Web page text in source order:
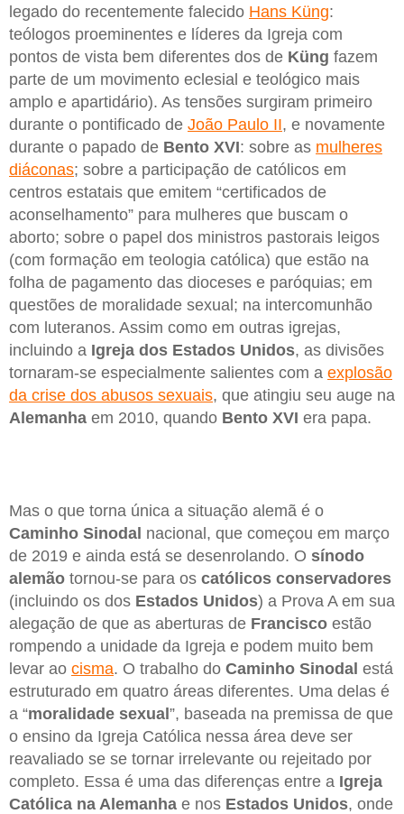
legado do recentemente falecido Hans Küng:
teólogos proeminentes e líderes da Igreja com
pontos de vista bem diferentes dos de Küng fazem
parte de um movimento eclesial e teológico mais
amplo e apartidário). As tensões surgiram primeiro
durante o pontificado de João Paulo II, e novamente
durante o papado de Bento XVI: sobre as mulheres
diáconas; sobre a participação de católicos em
centros estatais que emitem “certificados de
aconselhamento” para mulheres que buscam o
aborto; sobre o papel dos ministros pastorais leigos
(com formação em teologia católica) que estão na
folha de pagamento das dioceses e paróquias; em
questões de moralidade sexual; na intercomunhão
com luteranos. Assim como em outras igrejas,
incluindo a Igreja dos Estados Unidos, as divisões
tornaram-se especialmente salientes com a explosão
da crise dos abusos sexuais, que atingiu seu auge na
Alemanha em 2010, quando Bento XVI era papa.
Mas o que torna única a situação alemã é o
Caminho Sinodal nacional, que começou em março
de 2019 e ainda está se desenrolando. O sínodo
alemão tornou-se para os católicos conservadores
(incluindo os dos Estados Unidos) a Prova A em sua
alegação de que as aberturas de Francisco estão
rompendo a unidade da Igreja e podem muito bem
levar ao cisma. O trabalho do Caminho Sinodal está
estruturado em quatro áreas diferentes. Uma delas é
a “moralidade sexual”, baseada na premissa de que
o ensino da Igreja Católica nessa área deve ser
reavaliado se se tornar irrelevante ou rejeitado por
completo. Essa é uma das diferenças entre a Igreja
Católica na Alemanha e nos Estados Unidos, onde